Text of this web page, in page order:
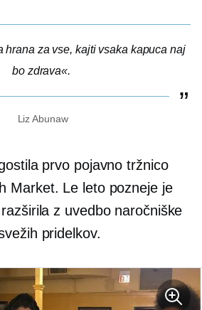
hrana za vse, kajti vsaka kapuca naj
bo zdrava«.
Liz Abunaw
prvo pojavno tržnico
Market. Le leto pozneje je
z uvedbo naročniške
pridelkov.